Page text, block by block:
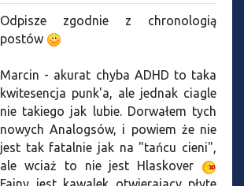
Odpisze zgodnie z chronologią
postów
Marcin - akurat chyba ADHD to taka
kwitesencja punk'a, ale jednak ciagle
nie takiego jak lubie. Dorwałem tych
nowych Analogsów, i powiem że nie
jest tak fatalnie jak na "tańcu cieni",
ale wciaż to nie jest Hlaskover